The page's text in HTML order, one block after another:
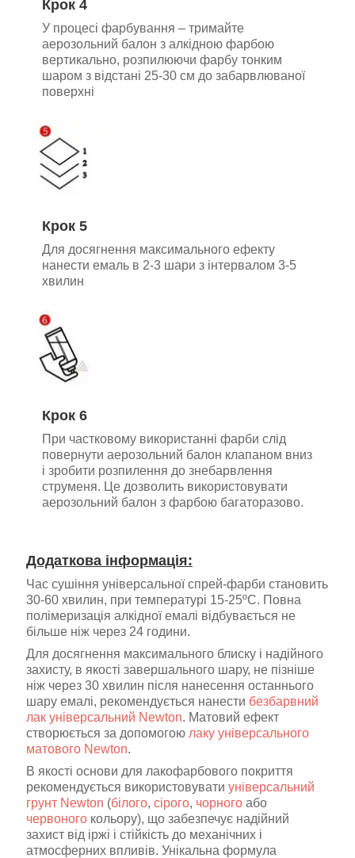
Крок 4
У процесі фарбування – тримайте
аерозольний балон з алкідною фарбою
вертикально, розпилюючи фарбу тонким
шаром з відстані 25-30 см до забарвлюваної
поверхні
Крок 5
Для досягнення максимального ефекту
нанести емаль в 2-3 шари з інтервалом 3-5
хвилин
Крок 6
При частковому використанні фарби слід
повернути аерозольний балон клапаном вниз
і зробити розпилення до знебарвлення
струменя. Це дозволить використовувати
аерозольний балон з фарбою багаторазово.
Додаткова інформація:
Час сушіння універсальної спрей-фарби становить
30-60 хвилин, при температурі 15-25ºС. Повна
полімеризація алкідної емалі відбувається не
більше ніж через 24 години.
Для досягнення максимального блиску і надійного
захисту, в якості завершального шару, не пізніше
ніж через 30 хвилин після нанесення останнього
шару емалі, рекомендується нанести безбарвний
лак універсальний Newton. Матовий ефект
створюється за допомогою лаку універсального
матового Newton.
В якості основи для лакофарбового покриття
рекомендується використовувати універсальний
грунт Newton (білого, сірого, чорного або
червоного кольору), що забезпечує надійний
захист від іржі і стійкість до механічних і
атмосферних впливів. Унікальна формула